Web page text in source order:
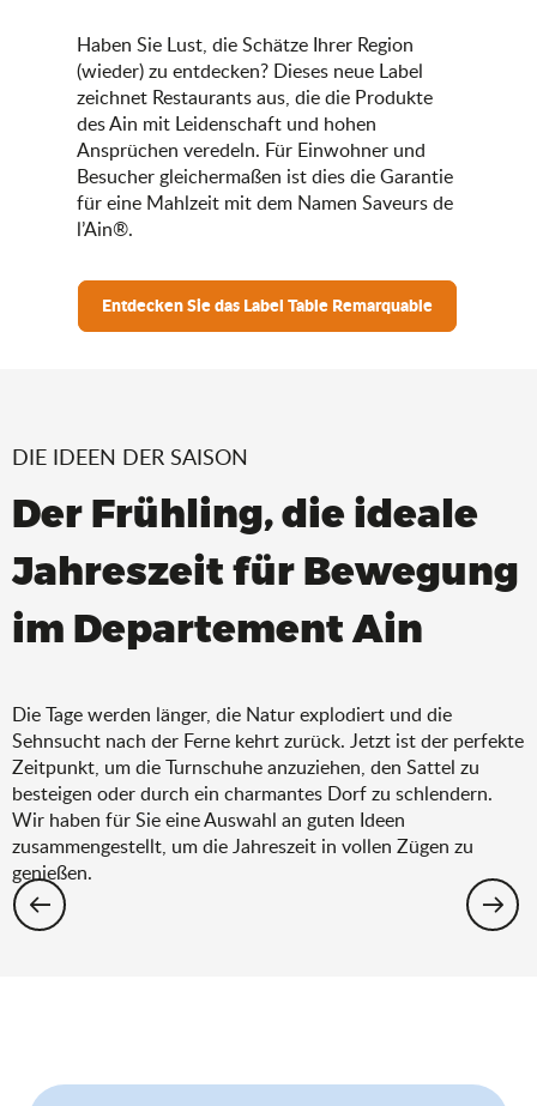
Haben Sie Lust, die Schätze Ihrer Region
(wieder) zu entdecken? Dieses neue Label
zeichnet Restaurants aus, die die Produkte
des Ain mit Leidenschaft und hohen
Ansprüchen veredeln. Für Einwohner und
Besucher gleichermaßen ist dies die Garantie
für eine Mahlzeit mit dem Namen Saveurs de
l’Ain®.
Entdecken Sie das Label Table Remarquable
DIE IDEEN DER SAISON
Der Frühling, die ideale
Jahreszeit für Bewegung
im Departement Ain
Die Tage werden länger, die Natur explodiert und die
Sehnsucht nach der Ferne kehrt zurück. Jetzt ist der perfekte
Zeitpunkt, um die Turnschuhe anzuziehen, den Sattel zu
besteigen oder durch ein charmantes Dorf zu schlendern.
Wir haben für Sie eine Auswahl an guten Ideen
zusammengestellt, um die Jahreszeit in vollen Zügen zu
genießen.
Wandern: Die Auswahl für den Frühling